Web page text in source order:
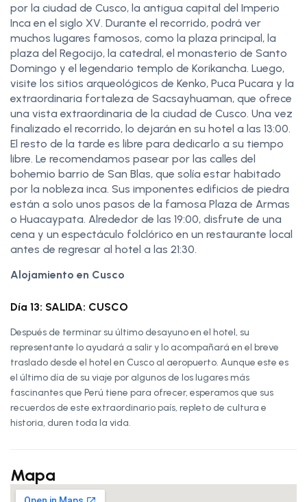
por la ciudad de Cusco, la antigua capital del Imperio
Inca en el siglo XV. Durante el recorrido, podrá ver
muchos lugares famosos, como la plaza principal, la
plaza del Regocijo, la catedral, el monasterio de Santo
Domingo y el legendario templo de Korikancha. Luego,
visite los sitios arqueológicos de Kenko, Puca Pucara y la
extraordinaria fortaleza de Sacsayhuaman, que ofrece
una vista extraordinaria de la ciudad de Cusco. Una vez
finalizado el recorrido, lo dejarán en su hotel a las 13:00.
El resto de la tarde es libre para dedicarlo a su tiempo
libre. Le recomendamos pasear por las calles del
bohemio barrio de San Blas, que solía estar habitado
por la nobleza inca. Sus imponentes edificios de piedra
están a solo unos pasos de la famosa Plaza de Armas
o Huacaypata. Alrededor de las 19:00, disfrute de una
cena y un espectáculo folclórico en un restaurante local
antes de regresar al hotel a las 21:30.
Alojamiento en Cusco
Día 13: SALIDA: CUSCO
Después de terminar su último desayuno en el hotel, su
representante lo ayudará a salir y lo acompañará en el breve
traslado desde el hotel en Cusco al aeropuerto. Aunque este es
el último día de su viaje por algunos de los lugares más
fascinantes que Perú tiene para ofrecer, esperamos que sus
recuerdos de este extraordinario país, repleto de cultura e
historia, duren toda la vida.
Mapa